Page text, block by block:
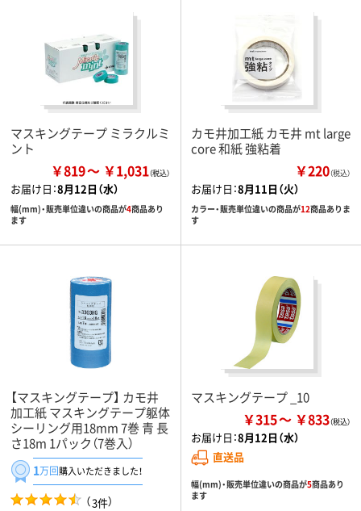
マスキングテープ ミラクルミ
ント
￥819 ￥1,031
お届け日：8月12日（水）
幅(mm)・販売単位違いの商品が4商品あり
ます
カモ井加工紙 カモ井 mt large
core 和紙 強粘着
￥220（税込）
お届け日：8月11日（火）
カラー・販売単位違いの商品が12商品ありま
す
【マスキングテープ】 カモ井
加工紙 マスキングテープ躯体
シーリング用18mm 7巻 青 長
さ18m 1パック（7巻入）
1万回購入いただきました！
（3件）
マスキングテープ _10
￥315 ￥833
お届け日：8月12日（水）
直送品
幅(mm)・販売単位違いの商品が5商品あり
ます